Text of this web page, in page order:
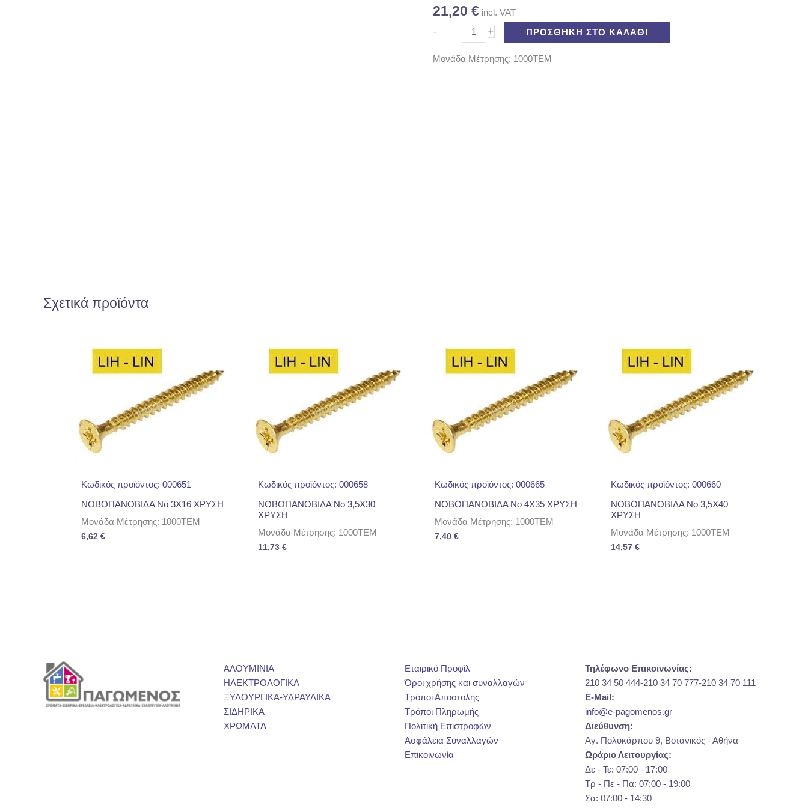
21,20 € incl. VAT
-
+ ΠΡΟΣΘΉΚΗ ΣΤΟ ΚΑΛΆΘΙ
Μονάδα Μέτρησης: 1000TEM
Σχετικά προϊόντα
Κωδικός προϊόντος: 000651
ΝΟΒΟΠΑΝΟΒΙΔΑ No 3Χ16 ΧΡΥΣΗ
Μονάδα Μέτρησης: 1000TEM
6,62 €
Κωδικός προϊόντος: 000658
ΝΟΒΟΠΑΝΟΒΙΔΑ No 3,5Χ30
ΧΡΥΣΗ
Μονάδα Μέτρησης: 1000TEM
11,73 €
Κωδικός προϊόντος: 000665
ΝΟΒΟΠΑΝΟΒΙΔΑ No 4Χ35 ΧΡΥΣΗ
Μονάδα Μέτρησης: 1000TEM
7,40 €
Κωδικός προϊόντος: 000660
ΝΟΒΟΠΑΝΟΒΙΔΑ No 3,5Χ40
ΧΡΥΣΗ
Μονάδα Μέτρησης: 1000TEM
14,57€
ΑΛΟΥΜΙΝΙΑ
ΗΛΕΚΤΡΟΛΟΓΙΚΑ
ΞΥΛΟΥΡΓΙΚΑ-ΥΔΡΑΥΛΙΚΑ
ΣΙΔΗΡΙΚΑ
ΧΡΩΜΑΤΑ
Εταιρικό Προφίλ
Όροι χρήσης και συναλλαγών
Τρόποι Αποστολής
Τρόποι Πληρωμής
Πολιτική Επιστροφών
Ασφάλεια Συναλλαγών
Επικοινωνία
Τηλέφωνο Επικοινωνίας:
210 34 50 444-210 34 70 777-210 34 70 111
E-Mail:
info@e-pagomenos.gr
Διεύθυνση:
Αγ. Πολυκάρπου 9, Βοτανικός - Αθήνα
Ωράριο Λειτουργίας:
Δε - Τε: 07:00 - 17:00
Τρ - Πε - Πα: 07:00 - 19:00
Σα: 07:00 - 14:30